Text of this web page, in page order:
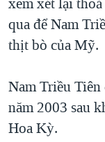
SỨC KHOẺ
VĂN HOÁ
GIÁO DỤC
NGÀY TỊ NẠN
TRỊNH VĨNH
GROUND ZERO
CHI PHÍ CHIẾN
CÁC GIÁ TRỊ
THƯỢNG ĐỈNH
Ngôn ngữ khác
qua để Nam
thịt bò của Mỹ.
Nam Triều
năm 2003 sau
Hoa Kỳ.